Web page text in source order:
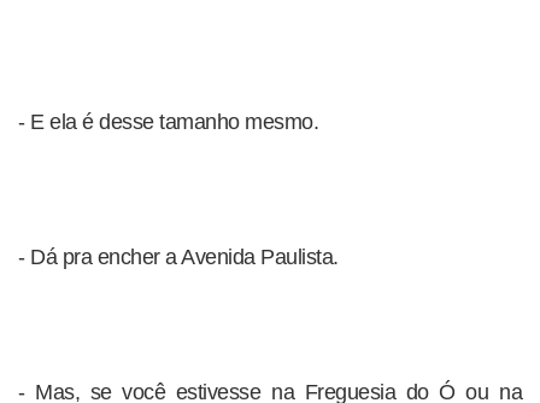
- E ela é desse tamanho mesmo.
- Dá pra encher a Avenida Paulista.
- Mas, se você estivesse na Freguesia do Ó ou na